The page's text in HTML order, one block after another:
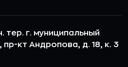
тер. г. муниципальный
пр-кт Андропова, д. 18, к. 3